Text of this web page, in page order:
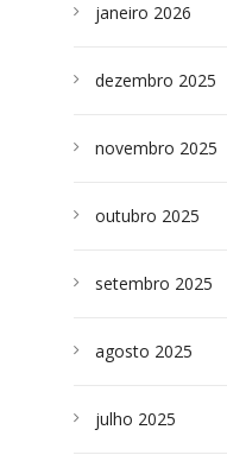
janeiro 2026
dezembro 2025
novembro 2025
outubro 2025
setembro 2025
agosto 2025
julho 2025